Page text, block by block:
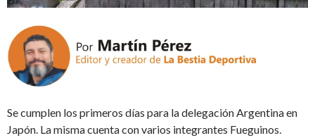
Se cumplen los primeros días para la delegación Argentina en
Japón. La misma cuenta con varios integrantes Fueguinos.